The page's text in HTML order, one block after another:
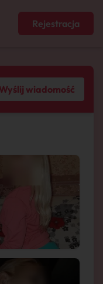
Rejestracja
Wyślij wiadomość